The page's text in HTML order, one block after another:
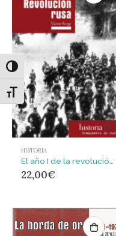
Alternar alto contraste
Alternar tamaño de letra
HISTORIA
22,00€